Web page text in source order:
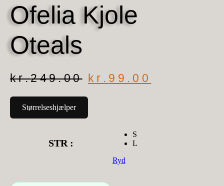
Ofelia Kjole
Oteals
kr.249.00 Den
var:
kr.249.00.
kr. 99.00
Størrelseshjælper
STR :
S
L
Ryd